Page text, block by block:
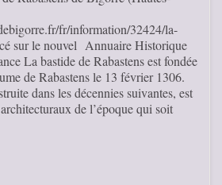
fr/information/32424/la-
sur le nouvel Annuaire Historique
La bastide de Rabastens est fondée
de Rabastens le 13 février 1306.
dans les décennies suivantes, est
de l’époque qui soit